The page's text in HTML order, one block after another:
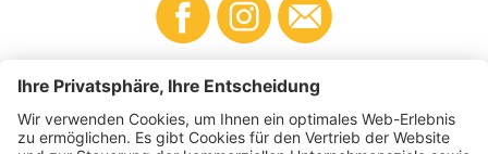
Business Produzenten